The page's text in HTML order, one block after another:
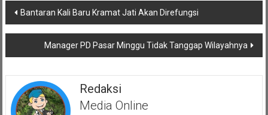
Navigasi
pos
Bantaran Kali Baru Kramat Jati Akan Direfungsi
Manager PD Pasar Minggu Tidak Tanggap Wilayahnya
Redaksi
Media Online